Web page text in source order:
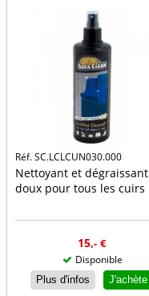
Réf. SC.LCLCUN030.000
Nettoyant et dégraissant
doux pour tous les cuirs
15,- €
Disponible
Plus d'infos J'achète